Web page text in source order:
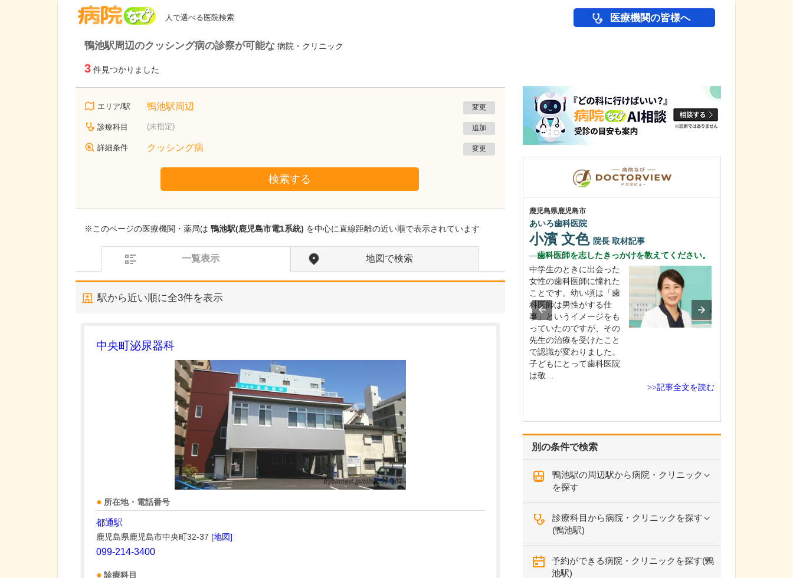
人で選べる医院検索 医療機関の皆様へ
鴨池駅周辺のクッシング病の診察が可能な 病院・クリニック
3 件見つかりました
エリア/駅 鴨池駅周辺 変更
診療科目 (未指定) 追加
詳細条件 クッシング病 変更
検索する
※このページの医療機関・薬局は 鴨池駅(鹿児島市電1系統) を中心に直線距離の近い順で表示されています
一覧表示 地図で検索
駅から近い順に全3件を表示
中央町泌尿器科
所在地・電話番号
都通駅
鹿児島県鹿児島市中央町32-37 [地図]
099-214-3400
診療科目
別の条件で検索
鴨池駅の周辺駅から病院・クリニック
を探す
診療科目から病院・クリニックを探す
(鴨池駅)
予約ができる病院・クリニックを探す(鴨
池駅)
鹿児島県鹿児島市
あいろ歯科医院
小濱 文色 院長 取材記事
歯科医師を志したきっかけを教えてください。
中学生のときに出会った
女性の歯科医師に憧れた
ことです。幼い頃は「歯
科医師は男性がする仕
事」というイメージをも
っていたのですが、その
先生の治療を受けたこと
で認識が変わりました。
子どもにとって歯科医院
は敬…
>>記事全文を読む
神奈川県川崎市麻生区
新百合ヶ丘龍クリニック
龍 彩香 副院長 取材記事
診療にあたるなかで、特に力を入れている疾患
はありますか?
引き起こす病気です。進
行す…